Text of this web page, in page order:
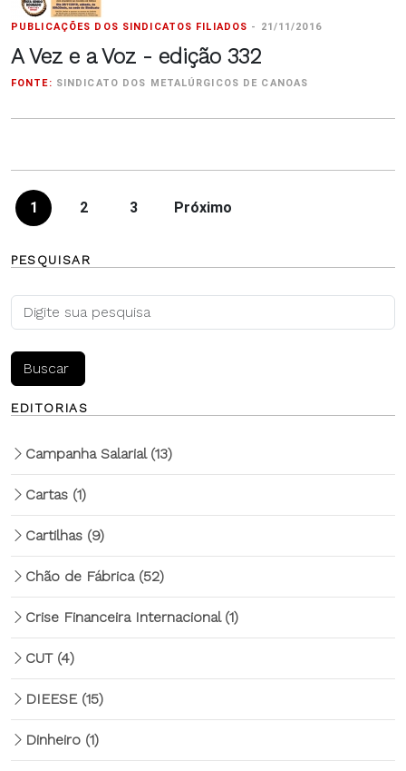
PUBLICAÇÕES DOS SINDICATOS FILIADOS - 21/11/2016
A Vez e a Voz - edição 332
FONTE: SINDICATO DOS METALÚRGICOS DE CANOAS
1 2 3 Próximo
PESQUISAR
EDITORIAS
Campanha Salarial (13)
Cartas (1)
Cartilhas (9)
Chão de Fábrica (52)
Crise Financeira Internacional (1)
CUT (4)
DIEESE (15)
Dinheiro (1)